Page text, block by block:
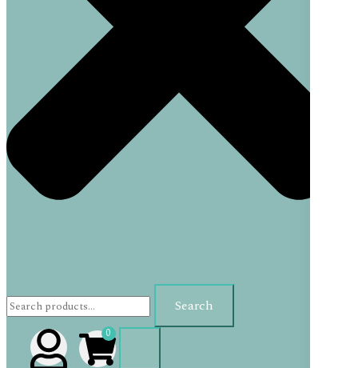
Search
for:
Search
0